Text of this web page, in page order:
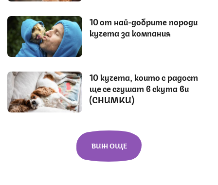
10 от най-добрите породи
кучета за компания
10 кучета, които с радост
ще се сгушат в скута ви
(СНИМКИ)
ВИЖ ОЩЕ